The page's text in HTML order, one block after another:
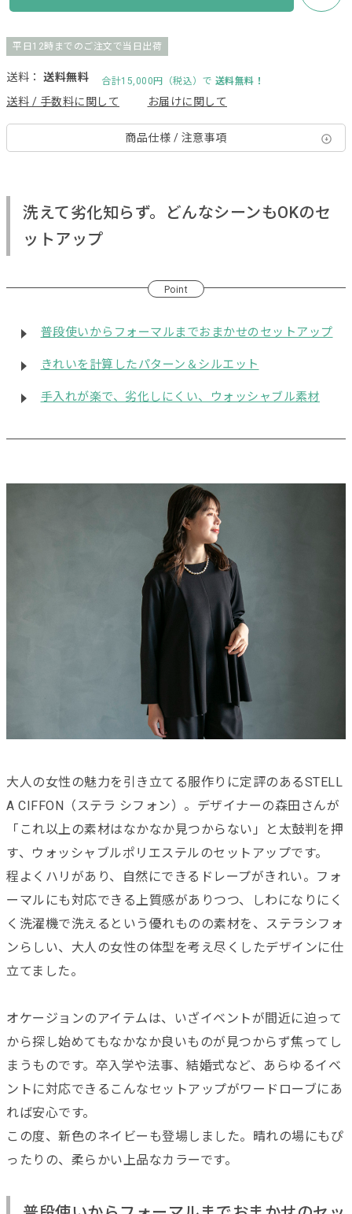
平日12時までのご注文で当日出荷
送料： 送料無料 合計15,000円（税込）で 送料無料！
送料 / 手数料に関して お届けに関して
商品仕様 / 注意事項
洗えて劣化知らず。どんなシーンもOKのセ
ットアップ
Point
普段使いからフォーマルまでおまかせのセットアップ
きれいを計算したパターン＆シルエット
手入れが楽で、劣化しにくい、ウォッシャブル素材
大人の女性の魅力を引き立てる服作りに定評のあるSTELL
A CIFFON（ステラ シフォン）。デザイナーの森田さんが
「これ以上の素材はなかなか見つからない」と太鼓判を押
す、ウォッシャブルポリエステルのセットアップです。
程よくハリがあり、自然にできるドレープがきれい。フォ
ーマルにも対応できる上質感がありつつ、しわになりにく
く洗濯機で洗えるという優れものの素材を、ステラシフォ
ンらしい、大人の女性の体型を考え尽くしたデザインに仕
立てました。
オケージョンのアイテムは、いざイベントが間近に迫って
から探し始めてもなかなか良いものが見つからず焦ってし
まうものです。卒入学や法事、結婚式など、あらゆるイベ
ントに対応できるこんなセットアップがワードローブにあ
れば安心です。
この度、新色のネイビーも登場しました。晴れの場にもぴ
ったりの、柔らかい上品なカラーです。